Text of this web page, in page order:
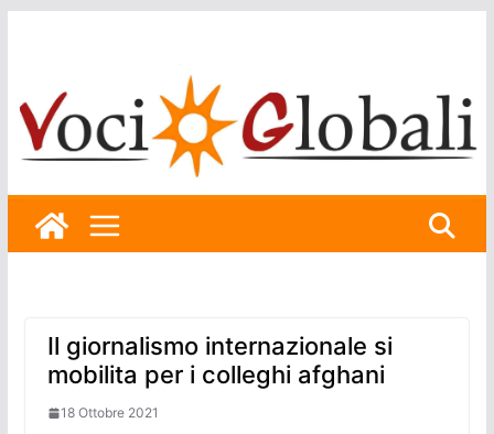
Il giornalismo internazionale si
mobilita per i colleghi afghani
18 Ottobre 2021